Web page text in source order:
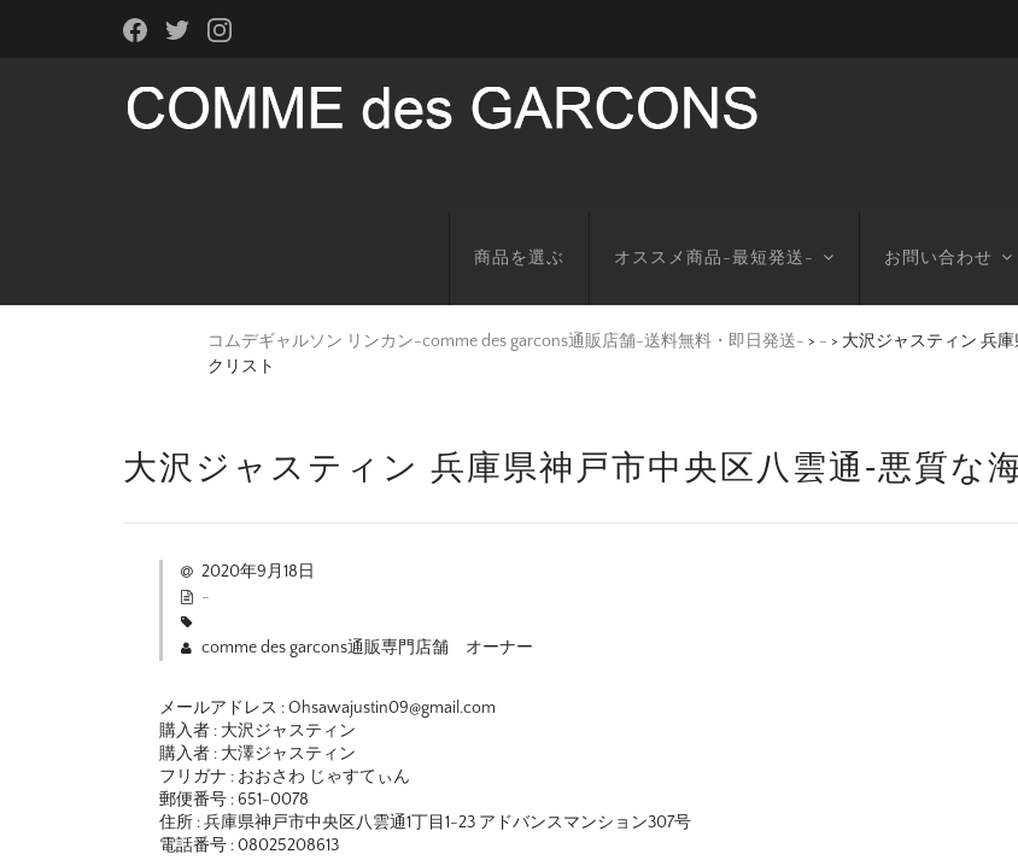
商品を選ぶ オススメ商品-最短発送- お問い合わせ
コムデギャルソン リンカン-comme des garcons通販店舗-送料無料・即日発送- > - > 大沢ジャスティン 兵
クリスト
大沢ジャスティン 兵庫県神戸市中央区八雲通‐悪質な
2020年9月18日
-
comme des garcons通販専門店舗 オーナー
メールアドレス : Ohsawajustin09@gmail.com
購入者 : 大沢ジャスティン
購入者 : 大澤ジャスティン
フリガナ : おおさわ じゃすてぃん
郵便番号 : 651-0078
住所 : 兵庫県神戸市中央区八雲通1丁目1-23 アドバンスマンション307号
電話番号 : 08025208613